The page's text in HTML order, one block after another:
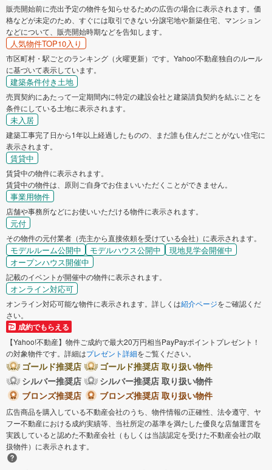
販売開始前に売出予定の物件を知らせるための広告の場合に表示されます。価
格などが未定のため、すぐには取引できない分譲宅地や新築住宅、マンション
などについて、販売開始時期などを告知します。
人気物件TOP10入り
市区町村・駅ごとのランキング（火曜更新）です。Yahoo!不動産独自のルール
に基づいて表示しています。
建築条件付き土地
売買契約にあたって一定期間内に特定の建設会社と建築請負契約を結ぶことを
条件にしている土地に表示されます。
未入居
建築工事完了日から1年以上経過したものの、まだ誰も住んだことがない住宅に
表示されます。
賃貸中
賃貸中の物件に表示されます。
賃貸中の物件は、原則ご自身でお住まいいただくことができません。
事業用物件
店舗や事務所などにお使いいただける物件に表示されます。
元付
その物件の元付業者（売主から直接依頼を受けている会社）に表示されます。
モデルルーム公開中 モデルハウス公開中
現地見学会開催中
オープンハウス開催中
記載のイベントが開催中の物件に表示されます。
オンライン対応可
オンライン対応可能な物件に表示されます。詳しくは紹介ページをご確認くだ
さい。
成約でもらえる
【Yahoo!不動産】物件ご成約で最大20万円相当PayPayポイントプレゼント！
の対象物件です。詳細はプレゼント詳細をご覧ください。
ゴールド推奨店
ゴールド推奨店 取り扱い物件
シルバー推奨店
シルバー推奨店 取り扱い物件
ブロンズ推奨店
ブロンズ推奨店 取り扱い物件
広告商品を購入している不動産会社のうち、物件情報の正確性、法令遵守、ヤ
フー不動産における成約実績等、当社所定の基準を満たした優良な店舗運営を
実践していると認めた不動産会社（もしくは当該認定を受けた不動産会社の取
扱物件）に表示されます。